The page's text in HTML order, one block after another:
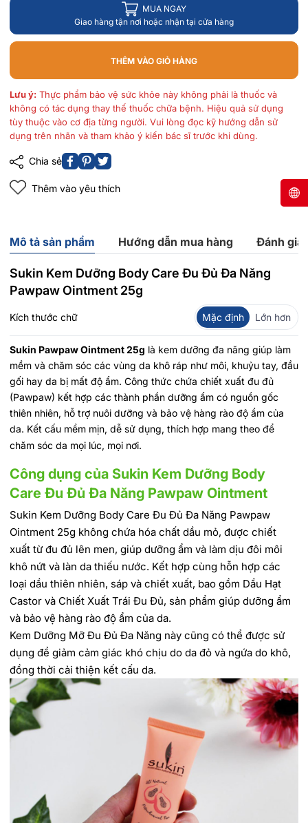
MUA NGAY
Giao hàng tận nơi hoặc nhận tại cửa hàng
THÊM VÀO GIỎ HÀNG
Lưu ý: Thực phẩm bảo vệ sức khỏe này không phải là thuốc và
không có tác dụng thay thế thuốc chữa bệnh. Hiệu quả sử dụng
tùy thuộc vào cơ địa từng người. Vui lòng đọc kỹ hướng dẫn sử
dụng trên nhãn và tham khảo ý kiến bác sĩ trước khi dùng.
Chia sẻ
Thêm vào yêu thích
Mô tả sản phẩm Hướng dẫn mua hàng Đánh giá
Sukin Kem Dưỡng Body Care Đu Đủ Đa Năng
Pawpaw Ointment 25g
Kích thước chữ Mặc định Lớn hơn
Sukin Pawpaw Ointment 25g là kem dưỡng đa năng giúp làm
mềm và chăm sóc các vùng da khô ráp như môi, khuỷu tay, đầu
gối hay da bị mất độ ẩm. Công thức chứa chiết xuất đu đủ
(Pawpaw) kết hợp các thành phần dưỡng ẩm có nguồn gốc
thiên nhiên, hỗ trợ nuôi dưỡng và bảo vệ hàng rào độ ẩm của
da. Kết cấu mềm mịn, dễ sử dụng, thích hợp mang theo để
chăm sóc da mọi lúc, mọi nơi.
Công dụng của Sukin Kem Dưỡng Body
Care Đu Đủ Đa Năng Pawpaw Ointment
Sukin Kem Dưỡng Body Care Đu Đủ Đa Năng Pawpaw
Ointment 25g không chứa hóa chất dầu mỏ, được chiết
xuất từ đu đủ lên men, giúp dưỡng ẩm và làm dịu đôi môi
khô nứt và làn da thiếu nước. Kết hợp cùng hỗn hợp các
loại dầu thiên nhiên, sáp và chiết xuất, bao gồm Dầu Hạt
Castor và Chiết Xuất Trái Đu Đủ, sản phẩm giúp dưỡng ẩm
và bảo vệ hàng rào độ ẩm của da.
Kem Dưỡng Mỡ Đu Đủ Đa Năng này cũng có thể được sử
dụng để giảm cảm giác khó chịu do da đỏ và ngứa do khô,
đồng thời cải thiện kết cấu da.